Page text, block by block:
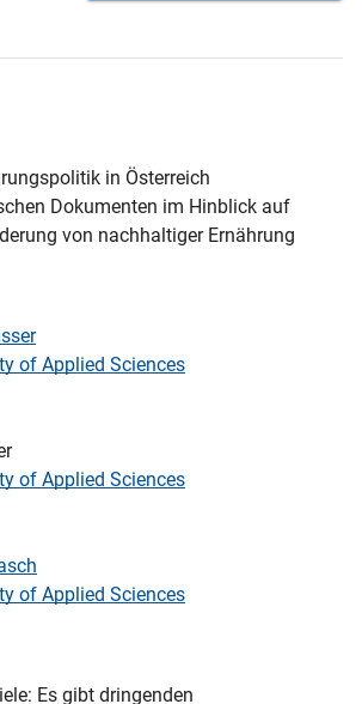
in Österreich
Dokumenten im Hinblick auf
von nachhaltiger Ernährung
of Applied Sciences
of Applied Sciences
of Applied Sciences
Es gibt dringenden